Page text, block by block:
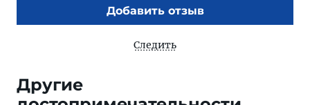
Добавить отзыв
Следить
Другие